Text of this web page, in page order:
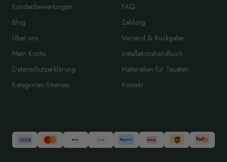
Kundenbewertungen
Blog
Über uns
Mein Konto
Datenschutzerklärung
Kategorien-Sitemap
FAQ
Zahlung
Versand & Rückgabe
Installationshandbuch
Materialien für Tapeten
Kontakt